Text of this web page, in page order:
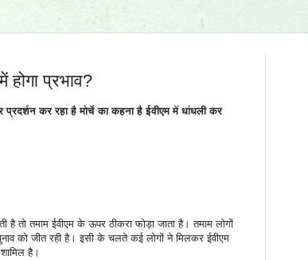
प्रभाव?
कर रहा है मोर्चे का कहना है ईवीएम में धांधली कर
है तो तमाम ईवीएम के ऊपर ठीकरा फोड़ा जाता है। तमाम लोगों
को जीत रही है। इसी के चलते कई लोगों ने मिलकर ईवीएम
है।